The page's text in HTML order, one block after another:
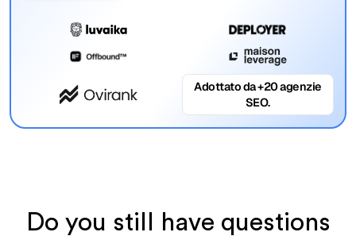
Adottato da +20 agenzie
SEO.
Do you still have questions